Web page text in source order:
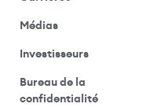
Médias(ouvre votre
Investisseurs(ouvre votre
Bureau de la
confidentialité(ouvre